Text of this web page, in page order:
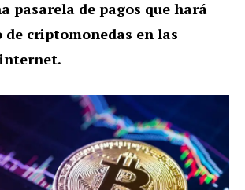
pasarela de pagos que hará
de criptomonedas en las